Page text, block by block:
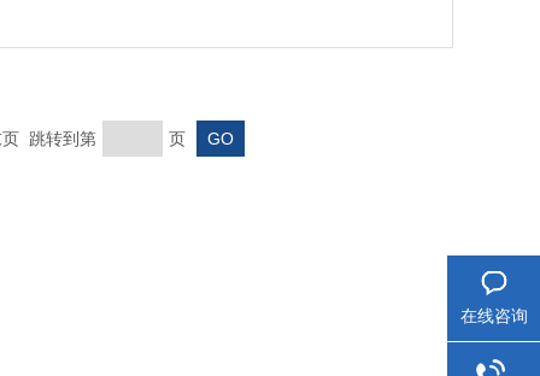
跳转到第 页
在线咨询